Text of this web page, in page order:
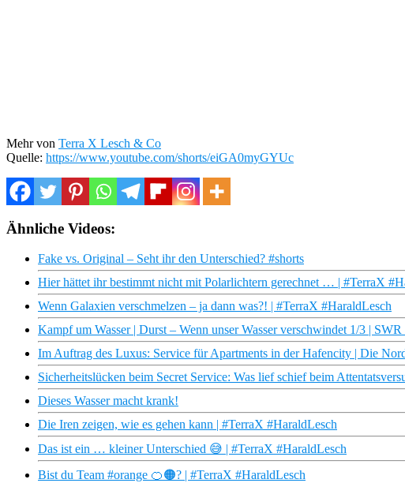
Mehr von Terra X Lesch & Co
Quelle: https://www.youtube.com/shorts/eiGA0myGYUc
Ähnliche Videos:
Fake vs. Original – Seht ihr den Unterschied? #shorts
Hier hättet ihr bestimmt nicht mit Polarlichtern gerechnet … | #TerraX
Wenn Galaxien verschmelzen – ja dann was?! | #TerraX #HaraldLesch
Kampf um Wasser | Durst – Wenn unser Wasser verschwindet 1/3 |
Im Auftrag des Luxus: Service für Apartments in der Hafencity | Die
Sicherheitslücken beim Secret Service: Was lief schief beim
Dieses Wasser macht krank!
Die Iren zeigen, wie es gehen kann | #TerraX #HaraldLesch
Das ist ein … kleiner Unterschied 😅 | #TerraX #HaraldLesch
Bist du Team #orange 🍊🟠? | #TerraX #HaraldLesch